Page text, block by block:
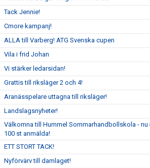
Tack Jennie!
Cmore kampanj!
ALLA till Varberg! ATG Svenska cupen
Vila i frid Johan
Vi stärker ledarsidan!
Grattis till riksläger 2 och 4!
Aranässpelare uttagna till riksläger!
Landslagsnyheter!
Välkomna till Hummel Sommarhandbollskola - nu
100 st anmälda!
ETT STORT TACK!
Nyförvärv till damlaget!